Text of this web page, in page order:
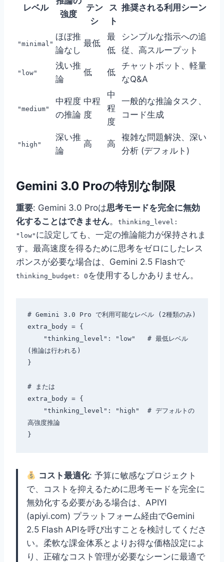
レベル
強度
テン
シ
ス
ト
推奨される利用シーン
"minimal"
ほぼ推
論なし
最低
最
低
シンプルな指示への追
従、高スループット
"low"
浅い推
論
低 低
チャットボット、軽量
なQ&A
"medium"
中程度
の推論
中程
度
中
程
度
一般的な推論タスク、
コード生成
"high"
深い推
論
高 高
複雑な問題解決、深い
分析 (デフォルト)
Gemini 3.0 Proの特別な制限
重要: Gemini 3.0 Proは思考モードを完全に無効
化することはできません。
thinking_level:
"low" に設定しても、一定の推論能力が保持されま
す。最高速度を得るために思考をゼロにしたレス
ポンスが必要な場合は、Gemini 2.5 Flashで
thinking_budget: 0 を使用するしかありません。
# Gemini 3.0 Pro で利用可能なレベル (2種類のみ)
extra_body = {
(推論は行われる)
}
# または
extra_body = {
高強度推論
コスト最適化: 予算に敏感なプロジェクト
で、コストを抑えるために思考モードを完全に
無効化する必要がある場合は、APIYI
(apiyi.com) プラットフォーム経由でGemini
2.5 Flash APIを呼び出すことを検討してくださ
い。柔軟な課金体系とよりお得な価格設定によ
り、正確なコスト管理が必要なシーンに最適で